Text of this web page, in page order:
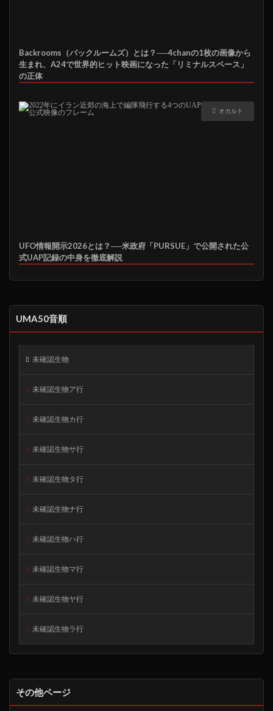
Backrooms（バックルームズ）とは？──4chanの1枚の画像から
生まれ、A24で世界的ヒット映画になった「リミナルスペース」
の正体
オカルト
UFO情報開示2026とは？──米政府「PURSUE」で公開された公
式UAP記録の中身を徹底解説
UMA50音順
未確認生物
未確認生物ア行
未確認生物カ行
未確認生物サ行
未確認生物タ行
未確認生物ナ行
未確認生物ハ行
未確認生物マ行
未確認生物ヤ行
未確認生物ラ行
その他ページ